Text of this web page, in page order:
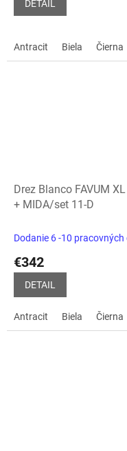
hviezdičiek.
DETAIL
Antracit Biela Čierna
Drez Blanco FAVUM
+ MIDA/set 11-D
Dodanie 6 -10 pracovných
€342
DETAIL
Antracit Biela Čierna